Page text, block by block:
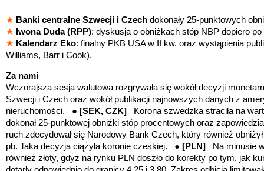
★ Banki centralne Szwecji i Czech dokonały 25-punktowych
★ Iwona Duda (RPP): dyskusja o obniżkach stóp NBP dopiero
★ Kalendarz Eko: finalny PKB USA w II kw. oraz wystąpienia
Williams, Barr i Cook).
Za nami
Wczorajsza sesja walutowa rozgrywała się wokół decyzji
Szwecji i Czech oraz wokół publikacji najnowszych danych z
nieruchomości. ● [SEK, CZK]
Korona szwedzka straciła na
dokonał 25-punktowej obniżki stóp procentowych oraz
ruch zdecydował się Narodowy Bank Czech, który również
pb. Taka decyzja ciążyła koronie czeskiej. ● [PLN]
Na minusie
również złoty, gdyż na rynku PLN doszło do korekty po tym, jak